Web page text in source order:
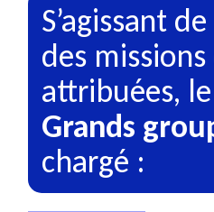
S’agissant
des
attribuées, le
Grands
chargé :